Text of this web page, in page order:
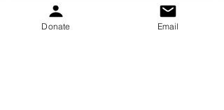
Donate Email